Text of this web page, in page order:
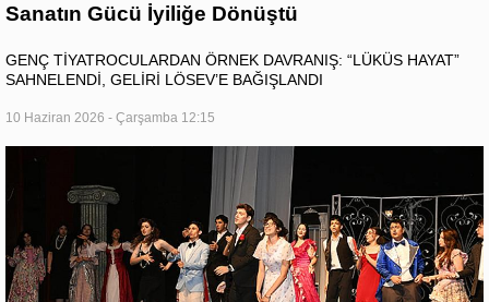
Sanatın Gücü İyiliğe Dönüştü
GENÇ TİYATROCULARDAN ÖRNEK DAVRANIŞ: “LÜKÜS HAYAT”
SAHNELENDİ, GELİRİ LÖSEV’E BAĞIŞLANDI
10 Haziran 2026 - Çarşamba 12:15